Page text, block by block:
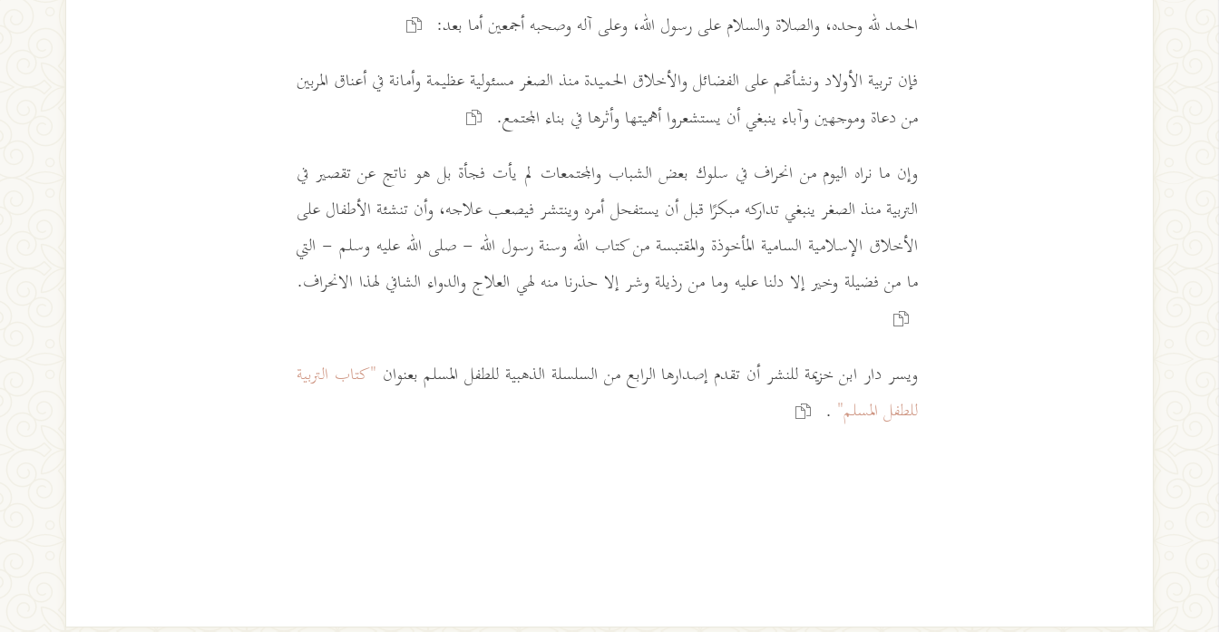
الحمد لله وحده، والصلاة والسلام على رسول الله، وعلى آله وصحبه أجمعين أما بعد:
فإن تربية الأولاد ونشأتهم على الفضائل والأخلاق الحميدة منذ الصغر مسئولية عظيمة وأمانة في أعناق المربين
من دعاة وموجهين وآباء ينبغي أن يستشعروا أهميتها وأثرها في بناء المجتمع.
وإن ما نراه اليوم من انحراف في سلوك بعض الشباب والمجتمعات لم يأت فجأة بل هو ناتج عن تقصير في
التربية منذ الصغر ينبغي تداركه مبكرًا قبل أن يستفحل أمره وينتشر فيصعب علاجه، وأن تنشئة الأطفال على
الأخلاق الإسلامية السامية المأخوذة والمقتبسة من كتاب الله وسنة رسول الله - صلى الله عليه وسلم - التي
ما من فضيلة وخير إلا دلنا عليه وما من رذيلة وشر إلا حذرنا منه لهي العلاج والدواء الشافي لهذا الانحراف.
ويسر دار ابن خزيمة للنشر أن تقدم إصدارها الرابع من السلسلة الذهبية للطفل المسلم بعنوان "كتاب التربية
للطفل المسلم" .